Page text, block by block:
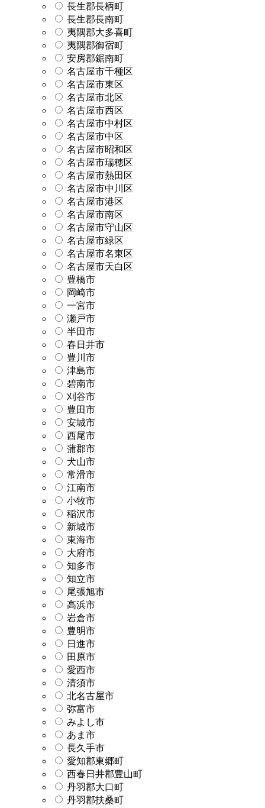
長生郡長柄町
長生郡長南町
夷隅郡大多喜町
夷隅郡御宿町
安房郡鋸南町
名古屋市千種区
名古屋市東区
名古屋市北区
名古屋市西区
名古屋市中村区
名古屋市中区
名古屋市昭和区
名古屋市瑞穂区
名古屋市熱田区
名古屋市中川区
名古屋市港区
名古屋市南区
名古屋市守山区
名古屋市緑区
名古屋市名東区
名古屋市天白区
豊橋市
岡崎市
一宮市
瀬戸市
半田市
春日井市
豊川市
津島市
碧南市
刈谷市
豊田市
安城市
西尾市
蒲郡市
犬山市
常滑市
江南市
小牧市
稲沢市
新城市
東海市
大府市
知多市
知立市
尾張旭市
高浜市
岩倉市
豊明市
日進市
田原市
愛西市
清須市
北名古屋市
弥富市
みよし市
あま市
長久手市
愛知郡東郷町
西春日井郡豊山町
丹羽郡大口町
丹羽郡扶桑町